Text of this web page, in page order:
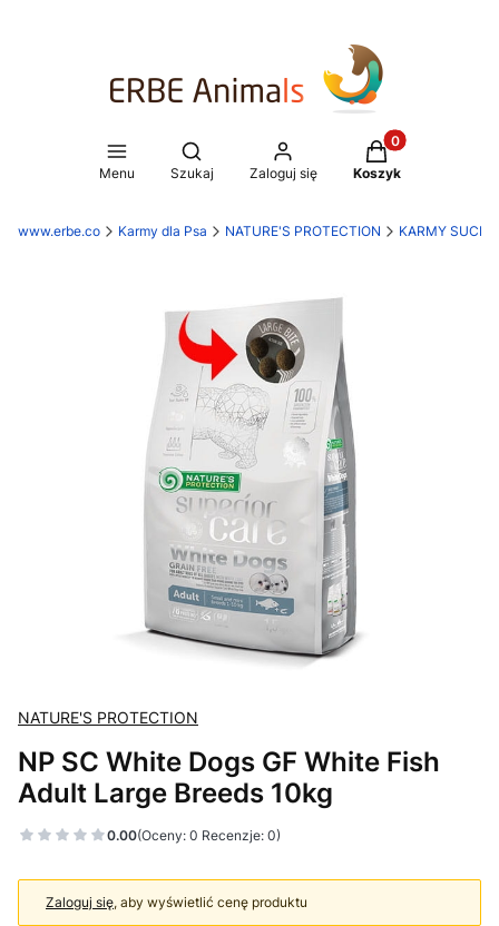
Menu
Otwórz wyszukiwarkę
Szukaj Zaloguj się
Produkty w
Koszyk
www.erbe.co Karmy dla Psa NATURE'S PROTECTION KARMY SUCHE
NATURE'S PROTECTION
NP SC White Dogs GF White Fish
Adult Large Breeds 10kg
0.00(Oceny: 0 Recenzje: 0)
Zaloguj się, aby wyświetlić cenę produktu